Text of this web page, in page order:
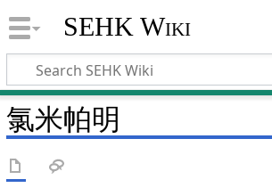
SEHK Wiki
氯米帕明